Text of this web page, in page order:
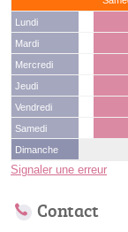
Lundi
Mardi
Mercredi
Jeudi
Vendredi
Samedi
Dimanche
Signaler une erreur
Contact